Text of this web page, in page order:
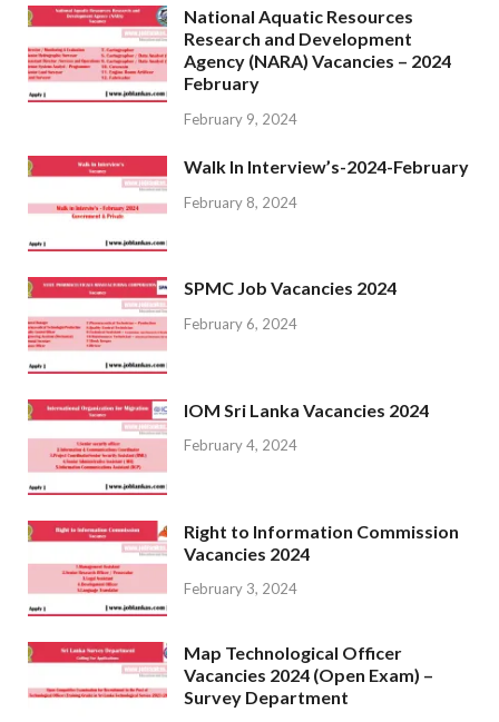
National Aquatic Resources
Research and Development
Agency (NARA) Vacancies – 2024
February
February 9, 2024
Walk In Interview’s-2024-February
February 8, 2024
SPMC Job Vacancies 2024
February 6, 2024
IOM Sri Lanka Vacancies 2024
February 4, 2024
Right to Information Commission
Vacancies 2024
February 3, 2024
Map Technological Officer
Vacancies 2024 (Open Exam) –
Survey Department